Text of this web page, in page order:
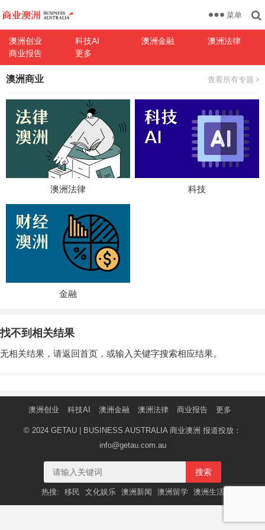
澳洲创业 科技AI 澳洲金融
澳洲法律
商业报告
更多
菜单
澳洲商业 查看所有专题
澳洲法律 科技
金融
找不到相关结果
无相关结果，请返回首页，或输入关键字搜索相应结果。
澳洲创业 科技AI 澳洲金融 澳洲法律 商业报告 更多
© 2024 GETAU | BUSINESS AUSTRALIA 商业澳洲 报道投放：
info@getau.com.au
搜索
热搜: 移民 文化娱乐 澳洲新闻 澳洲留学 澳洲生活